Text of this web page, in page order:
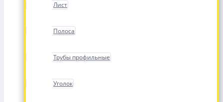
Лист
Полоса
Трубы профильные
Уголок